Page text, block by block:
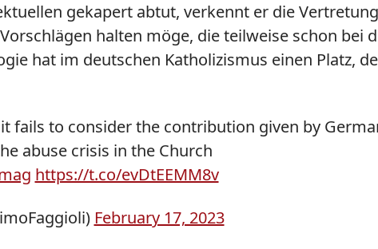
gekapert abtut, verkennt er die
halten möge, die teilweise schon bei
hat im deutschen Katholizismus einen Platz,
fails to consider the contribution given by
abuse crisis in the Church
https://t.co/evDtEEMM8v
February 17, 2023